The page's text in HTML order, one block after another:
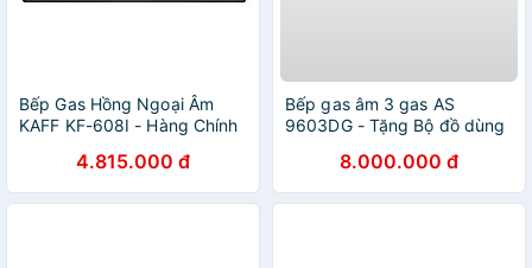
Bếp Gas Hồng Ngoại Âm
KAFF KF-608I - Hàng Chính
4.815.000 đ
Bếp gas âm 3 gas AS
9603DG - Tặng Bộ đồ dùng
Khay úp chén dĩa MDD-
14028 - Hàng chính hãng
8.000.000 đ